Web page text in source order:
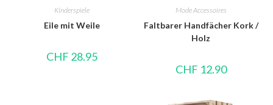
Kinderspiele
Eile mit Weile
CHF 28.95
Mode Accessoires
Faltbarer Handfächer Kork /
Holz
CHF 12.90